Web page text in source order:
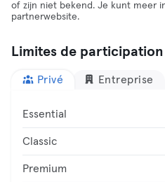
of zijn niet bekend. Je kunt meer
partnerwebsite.
Limites de participation
Privé Entreprise
Essential
Classic
Premium